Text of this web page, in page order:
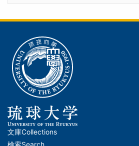
文庫Collections
検索Search